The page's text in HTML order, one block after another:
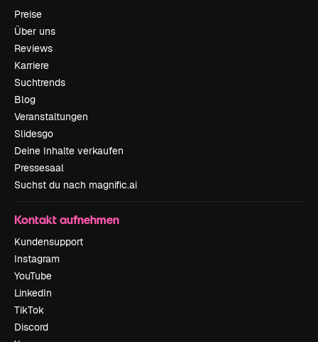
Preise
Über uns
Reviews
Karriere
Suchtrends
Blog
Veranstaltungen
Slidesgo
Deine Inhalte verkaufen
Pressesaal
Suchst du nach magnific.ai
Kontakt aufnehmen
Kundensupport
Instagram
YouTube
LinkedIn
TikTok
Discord